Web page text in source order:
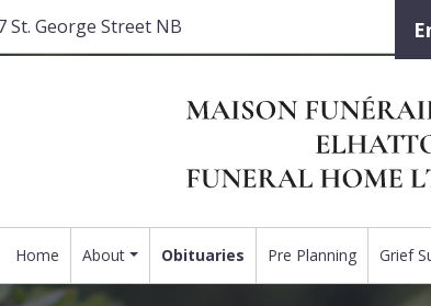
St. George Street NB
Home About Obituaries Pre Planning Grief